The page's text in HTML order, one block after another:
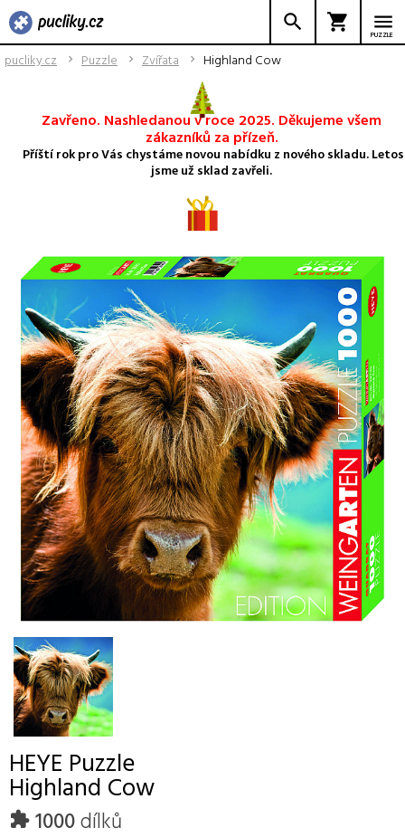
PUZZLE
pucliky.cz Puzzle Zvířata Highland Cow
Zavřeno. Nashledanou v roce 2025. Děkujeme všem
zákazníků za přízeň.
Příští rok pro Vás chystáme novou nabídku z nového skladu. Letos
jsme už sklad zavřeli.
HEYE Puzzle
Highland Cow
1000dílků